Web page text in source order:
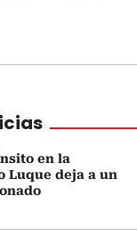
en la
Luque deja a un